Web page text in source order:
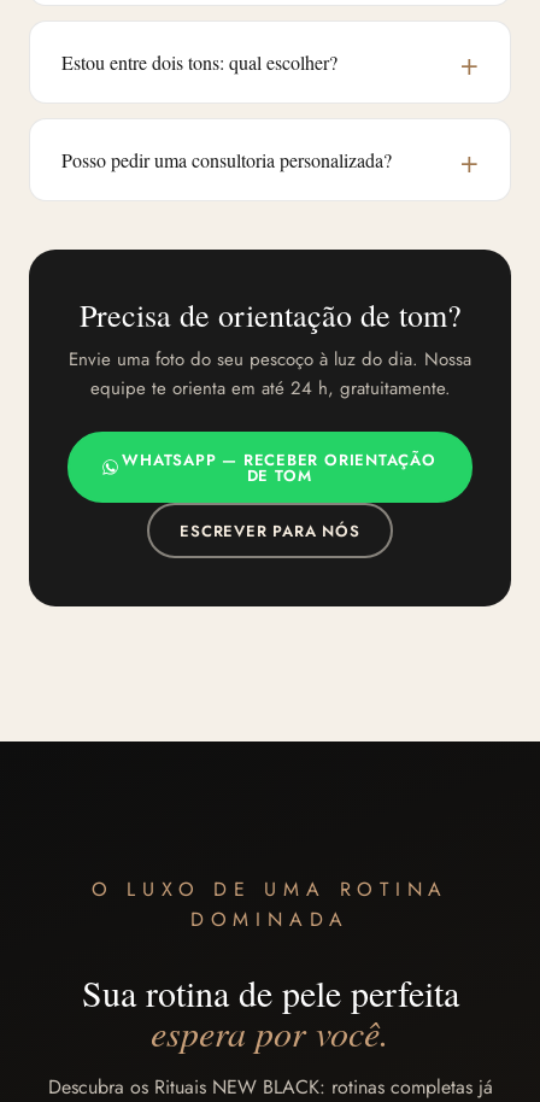
Estou entre dois tons: qual escolher?
Posso pedir uma consultoria personalizada?
Precisa de orientação de tom?
Envie uma foto do seu pescoço à luz do dia. Nossa
equipe te orienta em até 24 h, gratuitamente.
WHATSAPP — RECEBER ORIENTAÇÃO
DE TOM
ESCREVER PARA NÓS
O LUXO DE UMA ROTINA
DOMINADA
Sua rotina de pele perfeita
espera por você.
Descubra os Rituais NEW BLACK: rotinas completas já